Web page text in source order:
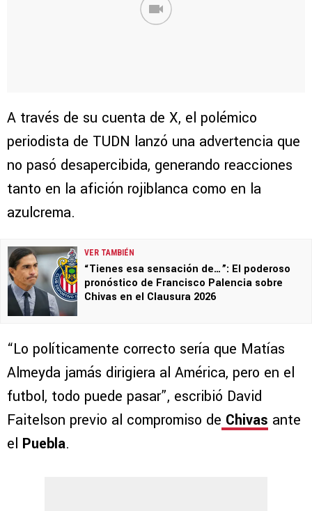
A través de su cuenta de X, el polémico
periodista de TUDN lanzó una advertencia que
no pasó desapercibida, generando reacciones
tanto en la afición rojiblanca como en la
azulcrema.
VER TAMBIÉN
“Tienes esa sensación de…”: El poderoso
pronóstico de Francisco Palencia sobre
Chivas en el Clausura 2026
“Lo políticamente correcto sería que Matías
Almeyda jamás dirigiera al América, pero en el
futbol, todo puede pasar”, escribió David
Faitelson previo al compromiso de Chivas ante
el Puebla.